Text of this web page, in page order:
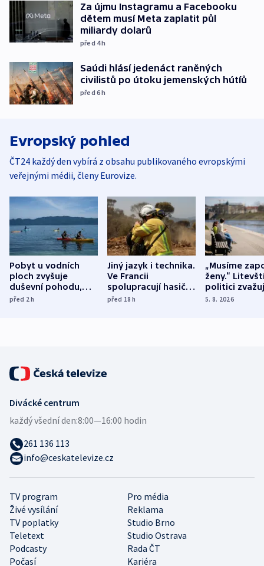
Za újmu Instagramu a Facebooku
dětem musí Meta zaplatit půl
miliardy dolarů
před 4h
Saúdi hlásí jedenáct raněných
civilistů po útoku jemenských hútíů
před 6h
Evropský pohled
ČT24 každý den vybírá z obsahu publikovaného evropskými
veřejnými médii, členy Eurovize.
Pobyt u vodních
ploch zvyšuje
duševní pohodu,
ukázala
před 2h
Jiný jazyk i technika.
Ve Francii
spolupracují hasiči z
různých zemí
před 18h
„Musíme
ženy.“
politici
dohodu o
5. 8. 2026
TV program
Pro média
Živé vysílání
Reklama
TV poplatky
Studio Brno
Teletext
Studio Ostrava
Podcasty
Rada ČT
Počasí
Kariéra
Divácké centrum
každý všední den:8:00—16:00 hodin
261 136 113
info@ceskatelevize.cz